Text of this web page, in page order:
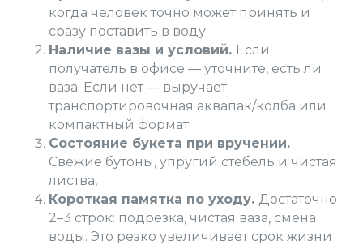
когда человек точно может принять и
сразу поставить в воду.
Наличие вазы и условий. Если
получатель в офисе — уточните, есть ли
ваза. Если нет — выручает
транспортировочная аквапак/колба или
компактный формат.
Состояние букета при вручении.
Свежие бутоны, упругий стебель и чистая
листва,
Короткая памятка по уходу. Достаточно
2–3 строк: подрезка, чистая ваза, смена
воды. Это резко увеличивает срок жизни